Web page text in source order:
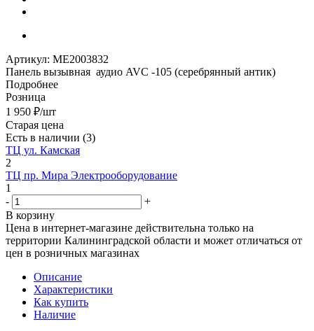
Артикул: МЕ2003832
Панель вызывная аудио AVC -105 (серебрянный антик)
Подробнее
Розница
1 950 ₽/шт
Старая цена
Есть в наличии (3)
ТЦ ул. Камская
2
ТЦ пр. Мира Электрооборудование
1
-
+
В корзину
Цена в интернет-магазине действительна только на
территории Калининградской области и может отличаться от
цен в розничных магазинах
Описание
Характеристики
Как купить
Наличие